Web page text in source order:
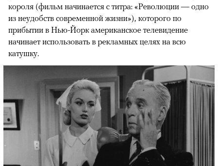
короля (фильм начинается с титра: «Революции — одно
из неудобств современной жизни»), которого по
прибытии в Нью-Йорк американское телевидение
начинает использовать в рекламных целях на всю
катушку.